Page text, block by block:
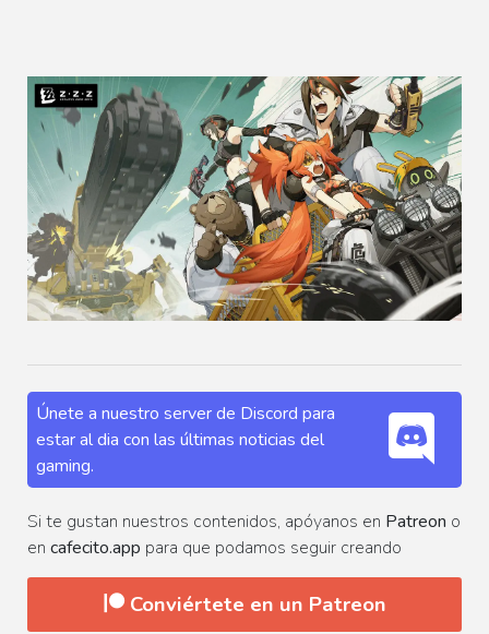
Únete a nuestro server de Discord para
estar al dia con las últimas noticias del
gaming.
Si te gustan nuestros contenidos, apóyanos en Patreon o
en cafecito.app para que podamos seguir creando
Conviértete en un Patreon